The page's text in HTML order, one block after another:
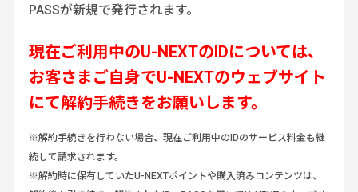
PASSが新規で発行されます。
現在ご利用中のU-NEXTのIDについては、
お客さまご自身でU-NEXTのウェブサイト
にて解約手続きをお願いします。
※解約手続きを行わない場合、現在ご利用中のIDのサービス料金も継
続して請求されます。
※解約時に保有していたU-NEXTポイントや購入済みコンテンツは、